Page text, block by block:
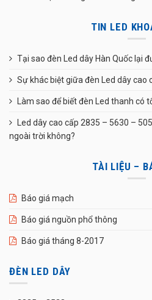
TIN LED
Tại sao đèn Led dây Hàn Quốc lại
Sự khác biệt giữa đèn Led dây cao
Làm sao để biết đèn Led thanh có
Led dây cao cấp 2835 – 5630 –
ngoài trời không?
TÀI LIỆU –
Báo giá mạch
Báo giá nguồn phổ thông
Báo giá tháng 8-2017
ĐÈN LED DÂY